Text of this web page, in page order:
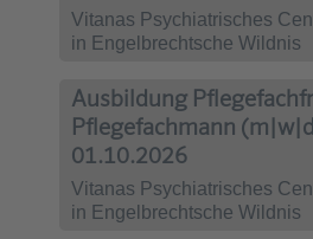
Vitanas Psychiatrisches
in Engelbrechtsche Wildnis
Ausbildung
Pflegefachmann
01.10.2026
Vitanas Psychiatrisches
in Engelbrechtsche Wildnis